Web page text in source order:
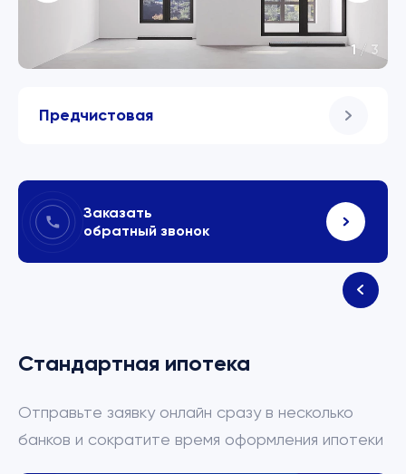
Предчистовая
1 /3
Заказать
обратный звонок
Стандартная ипотека
Отправьте заявку онлайн сразу в несколько
банков и сократите время оформления ипотеки